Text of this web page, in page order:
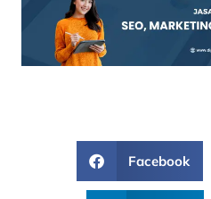
Facebook